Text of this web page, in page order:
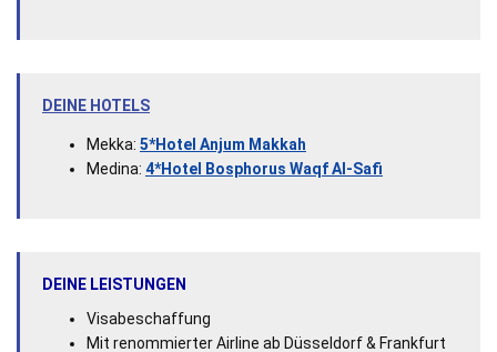
DEINE HOTELS
Mekka: 5*Hotel Anjum Makkah
Medina: 4*Hotel Bosphorus Waqf Al-Safi
DEINE LEISTUNGEN
Visabeschaffung
Mit renommierter Airline ab Düsseldorf & Frankfurt